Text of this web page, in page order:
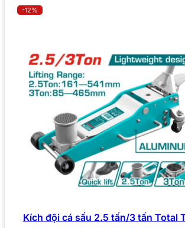
-12%
Kích đội cá sấu 2.5 tấn/3 tấn Total